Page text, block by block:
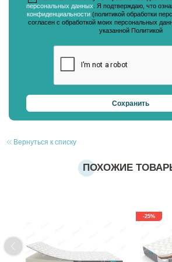
персональных данных. Я подтверждаю, что
конфиденциальности(политикой обработки
согласен с обработкой моих персональных
указанной Политикой
Вернуться к списку
ПОХОЖИЕ
-25%